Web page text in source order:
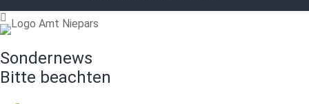
Sondernews
Bitte beachten